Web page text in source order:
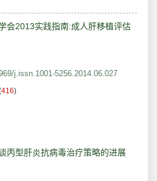
会2013实践指南:成人肝移植评估
j.issn.1001-5256.2014.06.027
416)
丙型肝炎抗病毒治疗策略的进展